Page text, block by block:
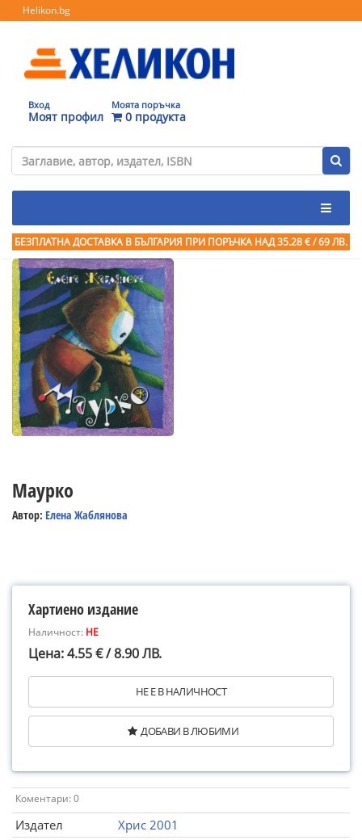
Helikon.bg
Вход
Моят профил
Моята поръчка
0 продукта
БЕЗПЛАТНА ДОСТАВКА В БЪЛГАРИЯ ПРИ ПОРЪЧКА НАД 35.28 € / 69 ЛВ.
Маурко
Автор: Елена Жаблянова
Хартиено издание
Наличност: НЕ
Цена: 4.55 € / 8.90 ЛВ.
НЕ Е В НАЛИЧНОСТ
ДОБАВИ В ЛЮБИМИ
Коментари: 0
Издател
Хрис 2001